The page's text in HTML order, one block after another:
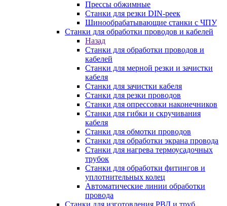
Прессы обжимные
Станки для резки DIN-реек
Шинообрабатывающие станки с ЧПУ
Станки для обработки проводов и кабелей
Назад
Станки для обработки проводов и
кабелей
Станки для мерной резки и зачистки
кабеля
Станки для зачистки кабеля
Станки для резки проводов
Станки для опрессовки наконечников
Станки для гибки и скручивания
кабеля
Станки для обмотки проводов
Станки для обработки экрана провода
Станки для нагрева термоусадочных
трубок
Станки для обработки фитингов и
уплотнительных колец
Автоматические линии обработки
провода
Станки для изготовления РВД и труб